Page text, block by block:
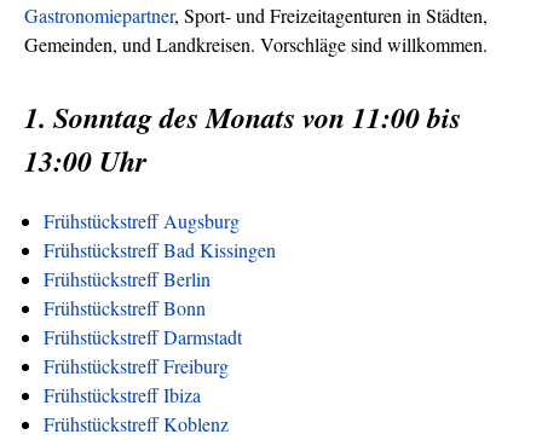
Gastronomiepartner, Sport- und Freizeitagenturen in Städten,
Gemeinden, und Landkreisen. Vorschläge sind willkommen.
1. Sonntag des Monats von 11:00 bis
13:00 Uhr
Frühstückstreff Augsburg
Frühstückstreff Bad Kissingen
Frühstückstreff Berlin
Frühstückstreff Bonn
Frühstückstreff Darmstadt
Frühstückstreff Freiburg
Frühstückstreff Ibiza
Frühstückstreff Koblenz